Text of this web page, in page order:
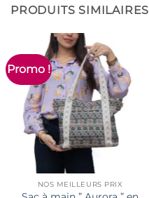
PRODUITS SIMILAIRES
Promo !
NOS MEILLEURS PRIX